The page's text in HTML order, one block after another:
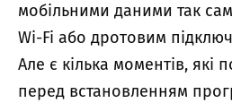
мобільними даними так
Wi-Fi або дротовим
Але є кілька моментів, які
перед встановленням